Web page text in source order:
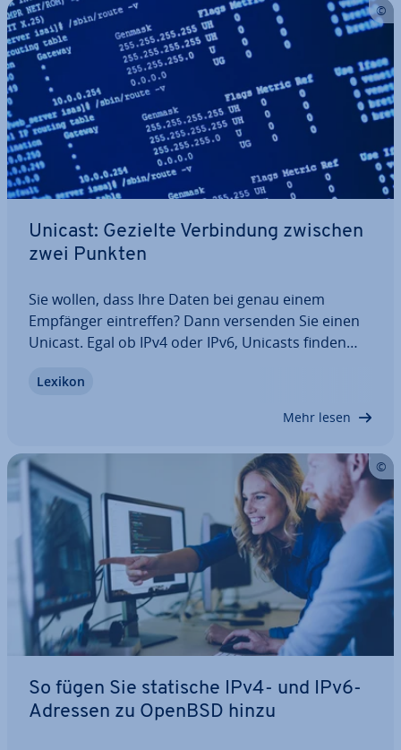
Unicast: Gezielte Ver­bin­dung zwischen
zwei Punkten
Sie wollen, dass Ihre Daten bei genau einem
Empfänger ein­tref­fen? Dann versenden Sie einen
Unicast. Egal ob IPv4 oder IPv6, Unicasts finden
Da­tei­trans­fer – jedes Mal greifen Sie zu dieser
Lexikon
Mehr lesen
So fügen Sie statische IPv4- und IPv6-
Adressen zu OpenBSD hinzu